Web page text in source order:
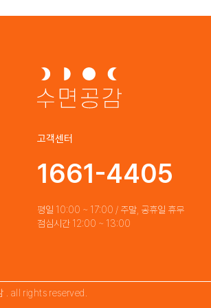
고객센터
1661-4405
평일 10:00 ~ 17:00 / 주말, 공휴일 휴무
점심시간 12:00 ~ 13:00
. all rights reserved.
TOP